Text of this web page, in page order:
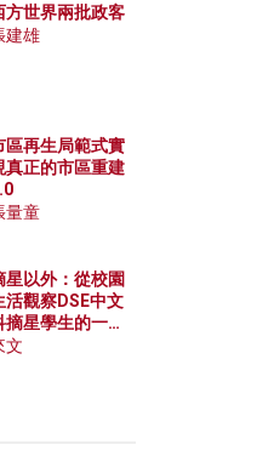
方世界兩批政客
建雄
區再生局範式實
真正的市區重建
量童
星以外：從校園
活觀察DSE中文
摘星學生的一點
質
文